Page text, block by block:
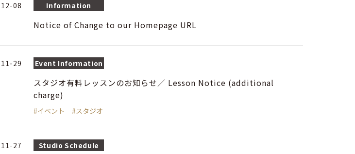
08 Information
Notice of Change to our Homepage URL
29 Event Information
スタジオ有料レッスンのお知らせ／ Lesson Notice (additional
charge)
#イベント #スタジオ
27 Studio Schedule